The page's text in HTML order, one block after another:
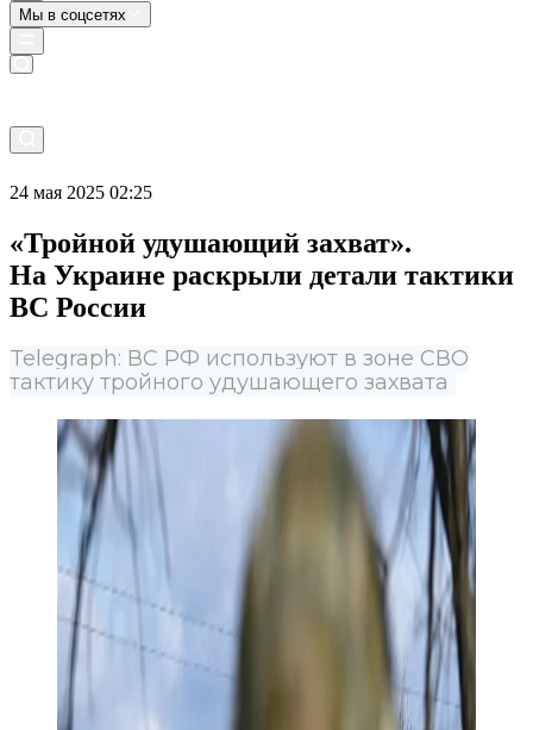
Мы в соцсетях
24 мая 2025 02:25
«Тройной удушающий захват».
На Украине раскрыли детали тактики
ВС России
Telegraph: ВС РФ используют в зоне СВО
тактику тройного удушающего захвата